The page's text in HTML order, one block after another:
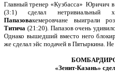
Главный тренер «Кузбасса» Юричич в
(3:1) сделал
Папазовакемеровчане выиграли
Титича (21:20). Папазов очень
Однако вышедший вместо него
же сделал эйс подачей в Пятыркина.
«Зенит-Казань»